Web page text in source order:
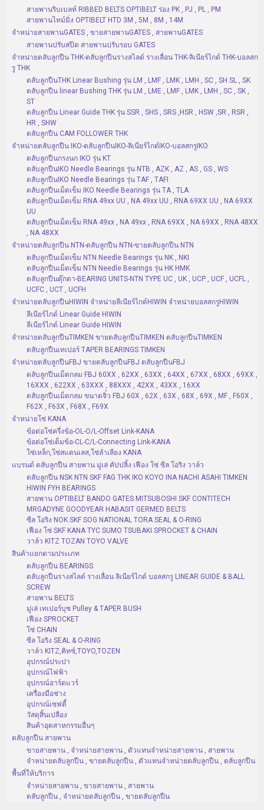
สายพานริบเบลท์ RIBBED BELTS OPTIBELT ร่อง PK , PJ , PL , PM
สายพานไทม์มิ่ง OPTIBELT HTD 3M , 5M , 8M , 14M
จำหน่ายสายพานGATES , ขายสายพานGATES , สายพานGATES
สายพานปรับสปีด สายพานปรับรอบ GATES
จำหน่ายตลับลูกปืน THK-ตลับลูกปืนรางสไลด์ รางเลื่อน THK-ลิเนียร์ไกด์ THK-บอลสก
รู THK
ตลับลูกปืนTHK Linear Bushing รุ่น LM , LMF , LMK , LMH , SC , SH SL , SK
ตลับลูกปืน linear Bushing THK รุ่น LM , LME , LMF , LMK , LMH , SC , SK ,
ST
ตลับลูกปืน Linear Guide THK รุ่น SSR , SHS , SRS ,HSR , HSW ,SR , RSR ,
HR , SHW
ตลับลูกปืน CAM FOLLOWER THK
จำหน่ายตลับลูกปืน IKO-ตลับลูกปืนIKO-ลิเนียร์ไกด์IKO-บอลสกรูIKO
ตลับลูกปืนกรงนก IKO รุ่น KT
ตลับลูกปืนIKO Needle Bearings รุ่น NTB , AZK , AZ , AS , GS , WS
ตลับลูกปืนIKO Needle Bearings รุ่น TAF , TAFI
ตลับลูกปืนเม็ดเข็ม IKO Needle Bearings รุ่น TA , TLA
ตลับลูกปืนเม็ดเข็ม RNA 49xx UU , NA 49xx UU , RNA 69XX UU , NA 69XX
UU
ตลับลูกปืนเม็ดเข็ม RNA 49xx , NA 49xx , RNA 69XX , NA 69XX , RNA 48XX
, NA 48XX
จำหน่ายตลับลูกปืน NTN-ตลับลูกปืน NTN-ขายตลับลูกปืน NTN
ตลับลูกปืนเม็ดเข็ม NTN Needle Bearings รุ่น NK , NKI
ตลับลูกปืนเม็ดเข็ม NTN Needle Bearings รุ่น HK HMK
ตลับลูกปืนตุ๊กตา-BEARING UNITS-NTN TYPE UC , UK , UCP , UCF , UCFL ,
UCFC , UCT , UCFH
จำหน่ายตลับลูกปืนHIWIN จำหน่ายลีเนียร์ไกด์HIWIN จำหน่ายบอลสกรูHIWIN
ลีเนียร์ไกด์ Linear Guide HIWIN
ลีเนียร์ไกด์ Linear Guide HIWIN
จำหน่ายตลับลูกปืนTIMKEN ขายตลับลูกปืนTIMKEN ตลับลูกปืนTIMKEN
ตลับลูกปืนเทเปอร์ TAPER BEARINGS TIMKEN
จำหน่ายตลับลูกปืนFBJ ขายตลับลูกปืนFBJ ตลับลูกปืนFBJ
ตลับลูกปืนเม็ดกลม FBJ 60XX , 62XX , 63XX , 64XX , 67XX , 68XX , 69XX ,
16XXX , 622XX , 63XXX , 88XXX , 42XX , 43XX , 16XX
ตลับลูกปืนเม็ดกลม ขนาดจิ๋ว FBJ 60X , 62X , 63X , 68X , 69X , MF , F60X ,
F62X , F63X , F68X , F69X
จำหน่ายโซ่ KANA
ข้อต่อโซ่ครึ่งข้อ-OL-O/L-Offset Link-KANA
ข้อต่อโซ่เต็มข้อ-CL-C/L-Connecting Link-KANA
โซ่เหล็ก,โซ่สแตนเลส,โซ่ลำเลียง KANA
แบรนด์ ตลับลูกปืน สายพาน มู่เล่ คัปปลิ้ง เฟือง โซ่ ซีล โอริง วาล์ว
ตลับลูกปืน NSK NTN SKF FAG THK IKO KOYO INA NACHI ASAHI TIMKEN
HIWIN FYH BEARINGS
สายพาน OPTIBELT BANDO GATES MITSUBOSHI SKF CONTITECH
MRGADYNE GOODYEAR HABASIT GERMED BELTS
ซีล โอริง NOK SKF SOG NATIONAL TORA SEAL & O-RING
เฟือง โซ่ SKF KANA TYC SUMO TSUBAKI SPROCKET & CHAIN
วาล์ว KITZ TOZAN TOYO VALVE
สินค้าแยกตามประเภท
ตลับลูกปืน BEARINGS
ตลับลูกปืนรางสไลด์ รางเลื่อน ลิเนียร์ไกด์ บอลสกรู LINEAR GUIDE & BALL
SCREW
สายพาน BELTS
มู่เล่ เทเปอร์บุช Pulley & TAPER BUSH
เฟือง SPROCKET
โซ่ CHAIN
ซีล โอริง SEAL & O-RING
วาล์ว KITZ,คิทซ์,TOYO,TOZEN
อุปกรณ์ประปา
อุปกรณ์ไฟฟ้า
อุปกรณ์ฮาร์ดแวร์
เครื่องมือช่าง
อุปกรณ์เซฟตี้
วัสดุสิ้นเปลือง
สินค้าอุตสาหกรรมอื่นๆ
ตลับลูกปืน สายพาน
ขายสายพาน , จำหน่ายสายพาน , ตัวแทนจำหน่ายสายพาน , สายพาน
จำหน่ายตลับลูกปืน , ขายตลับลูกปืน , ตัวแทนจำหน่ายตลับลูกปืน , ตลับลูกปืน
พื้นที่ให้บริการ
จำหน่ายสายพาน , ขายสายพาน , สายพาน
ตลับลูกปืน , จำหน่ายตลับลูกปืน , ขายตลับลูกปืน